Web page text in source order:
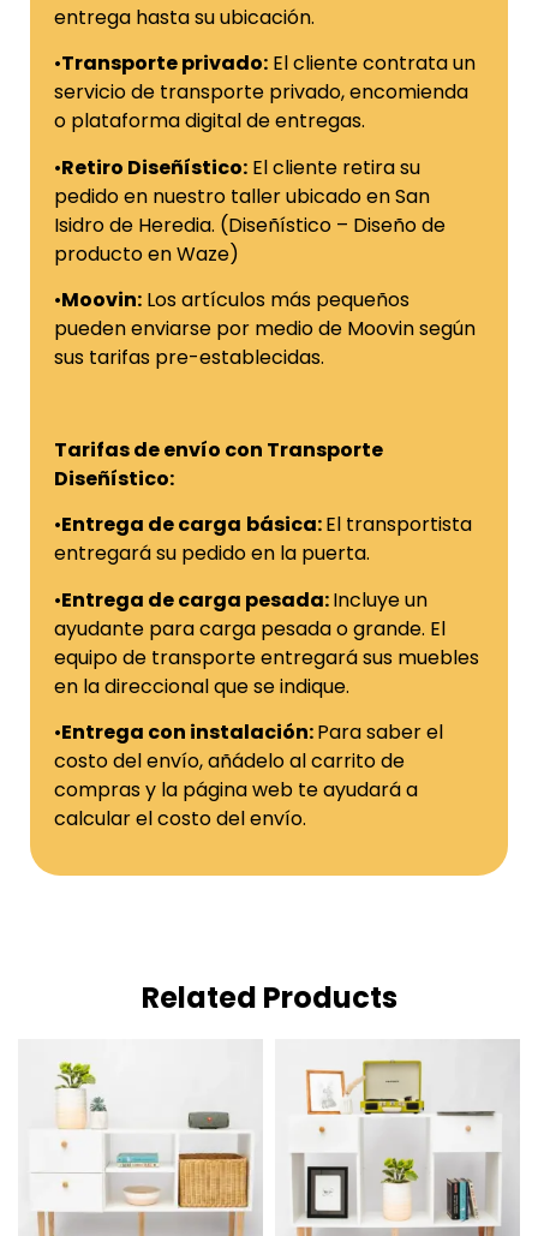
entrega hasta su ubicación.
•Transporte privado: El cliente contrata un
servicio de transporte privado, encomienda
o plataforma digital de entregas.
•Retiro Diseñístico: El cliente retira su
pedido en nuestro taller ubicado en San
Isidro de Heredia. (Diseñístico – Diseño de
producto en Waze)
•Moovin: Los artículos más pequeños
pueden enviarse por medio de Moovin según
sus tarifas pre-establecidas.
Tarifas de envío con Transporte
Diseñístico:
•Entrega de carga básica:El transportista
entregará su pedido en la puerta.
•Entrega de carga pesada:Incluye un
ayudante para carga pesada o grande. El
equipo de transporte entregará sus muebles
en la direccional que se indique.
•Entrega con instalación:Para saber el
costo del envío, añádelo al carrito de
compras y la página web te ayudará a
calcular el costo del envío.
Related Products